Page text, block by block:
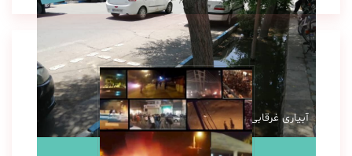
آبیاری غرقابی در کاشان در اوج بحران آب